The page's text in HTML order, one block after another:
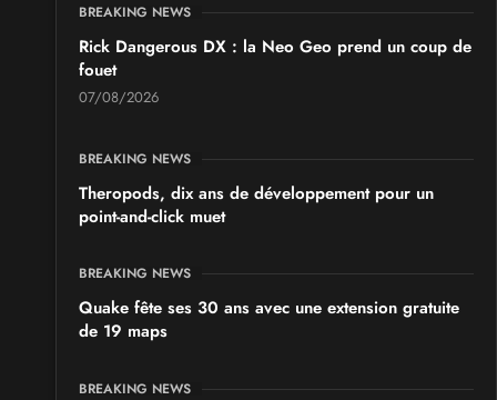
BREAKING NEWS
Rick Dangerous DX : la Neo Geo prend un coup de
fouet
07/08/2026
BREAKING NEWS
Theropods, dix ans de développement pour un
point-and-click muet
BREAKING NEWS
Quake fête ses 30 ans avec une extension gratuite
de 19 maps
BREAKING NEWS